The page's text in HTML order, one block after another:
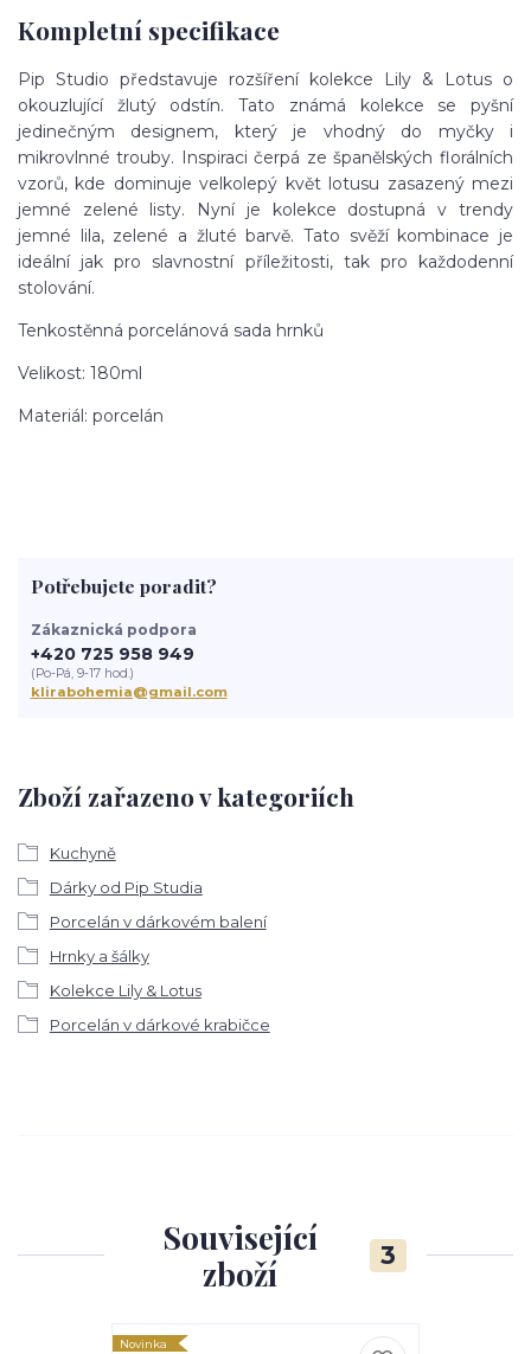
Kompletní specifikace
Pip Studio představuje rozšíření kolekce Lily & Lotus o
okouzlující žlutý odstín. Tato známá kolekce se pyšní
jedinečným designem, který je vhodný do myčky i
mikrovlnné trouby. Inspiraci čerpá ze španělských florálních
vzorů, kde dominuje velkolepý květ lotusu zasazený mezi
jemné zelené listy. Nyní je kolekce dostupná v trendy
jemné lila, zelené a žluté barvě. Tato svěží kombinace je
ideální jak pro slavnostní příležitosti, tak pro každodenní
stolování.
Tenkostěnná porcelánová sada hrnků
Velikost: 180ml
Materiál: porcelán
Zboží zařazeno v kategoriích
Kuchyně
Dárky od Pip Studia
Porcelán v dárkovém balení
Hrnky a šálky
Kolekce Lily & Lotus
Porcelán v dárkové krabičce
Potřebujete poradit?
Zákaznická podpora
+420 725 958 949
(Po-Pá, 9-17 hod.)
klirabohemia@gmail.com
Související
zboží
3
Novinka